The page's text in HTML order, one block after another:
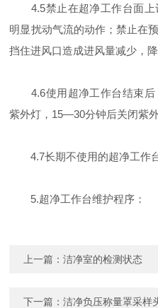
4.5禁止在超净工作台面上
明显扰动气流的动作；禁止在
挡住进风口造成进风量减少，降
4.6使用超净工作台结束后
紫外灯，15—30分钟后关闭紫
4.7长期不使用的超净工作台
5.超净工作台维护程序：
上一篇：洁净室的检测状态
下一篇：洁净负压称量罩采样